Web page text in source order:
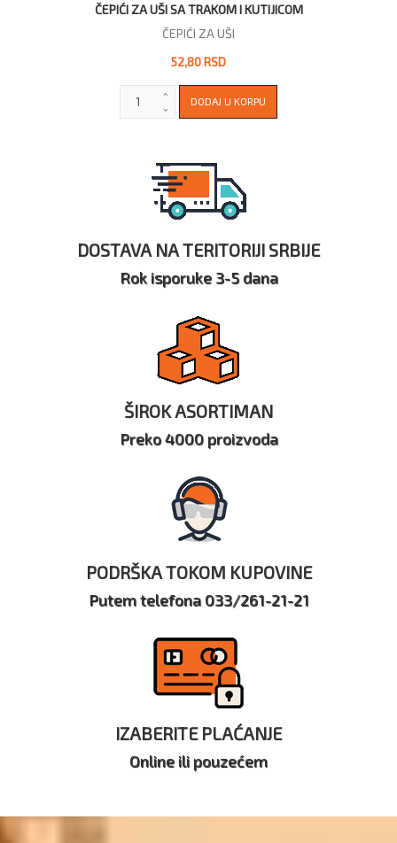
ČEPIĆI ZA UŠI SA TRAKOM I KUTIJICOM
ČEPIĆI ZA UŠI
52,80 RSD
DOSTAVA NA TERITORIJI SRBIJE
Rok isporuke 3-5 dana
ŠIROK ASORTIMAN
Preko 4000 proizvoda
PODRŠKA TOKOM KUPOVINE
Putem telefona 033/261-21-21
IZABERITE PLAĆANJE
Online ili pouzećem